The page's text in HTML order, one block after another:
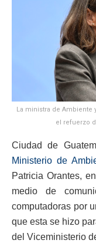
La ministra de Ambiente
el refuerzo
Ciudad de
Ministerio de
Patricia Orantes,
medio de
computadoras por
que esta se hizo
del Viceministerio